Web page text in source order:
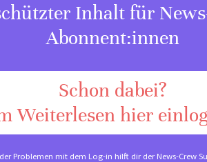
Inhalt für
Abonnent:innen
Schon dabei?
Weiterlesen hier
Problemen mit dem Log-in hilft dir derNews-Crew